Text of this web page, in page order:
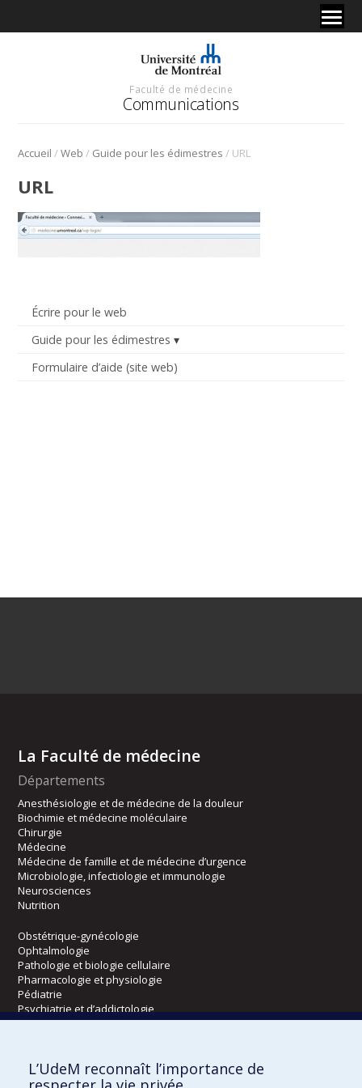
Faculté de médecine
Communications
Accueil /Web / Guide pour les édimestres / URL
Écrire pour le web
Guide pour les édimestres
Formulaire d’aide (site web)
URL
La Faculté de médecine
Départements
Anesthésiologie et de médecine de la douleur
Biochimie et médecine moléculaire
Chirurgie
Médecine
Médecine de famille et de médecine d’urgence
Microbiologie, infectiologie et immunologie
Neurosciences
Nutrition
Obstétrique-gynécologie
Ophtalmologie
Pathologie et biologie cellulaire
Pharmacologie et physiologie
Pédiatrie
Psychiatrie et d’addictologie
Radiologie, radio-oncologie et médecine nucléaire
Écoles
L’UdeM reconnaît l’importance de